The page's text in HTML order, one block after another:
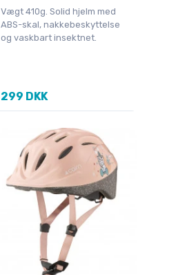
Vægt 410g. Solid hjelm med
ABS-skal, nakkebeskyttelse
og vaskbart insektnet.
299 DKK